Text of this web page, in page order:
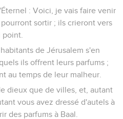
: Voici, je vais faire venir
sortir ; ils crieront vers
point.
de Jérusalem s'en
ils offrent leurs parfums ;
au temps de leur malheur.
dieux que de villes, et, autant
vous avez dressé d'autels à
des parfums à Baal.